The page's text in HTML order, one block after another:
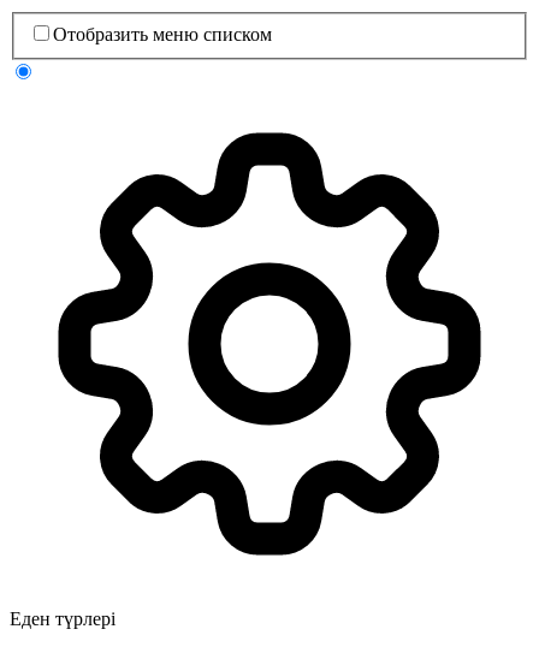
Отобразить меню списком
Еден түрлері